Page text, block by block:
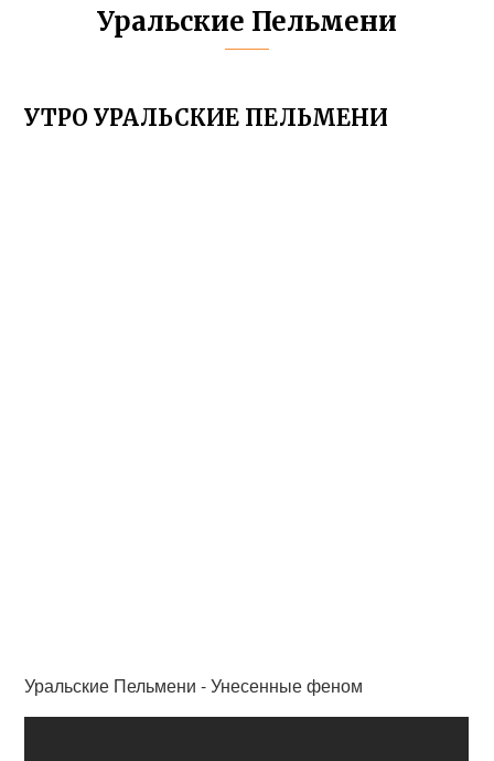
Уральские Пельмени
УТРО УРАЛЬСКИЕ ПЕЛЬМЕНИ
Уральские Пельмени - Унесенные феном